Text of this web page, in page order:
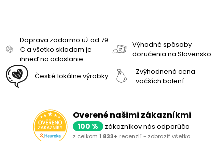
Doprava zadarmo už od 79
€ a všetko skladom je
ihneď na odoslanie
Výhodné spôsoby
doručenia na Slovensko
České lokálne výrobky
Zvýhodnená cena
väčších balení
Overené našimi zákazníkmi
100 % zákazníkov nás odporúča
z celkom 1 833+ recenzií - zobraziť všetko